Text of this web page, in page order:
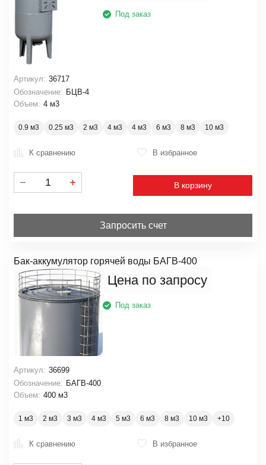
Под заказ
Артикул: 36717
Обозначение: БЦВ-4
Объем: 4 м3
0.9 м3 0.25 м3 2 м3 4 м3 4 м3 6 м3 8 м3 10 м3
К сравнению В избранное
В корзину
Запросить счет
Бак-аккумулятор горячей воды БАГВ-400
Цена по запросу
Под заказ
Артикул: 36699
Обозначение: БАГВ-400
Объем: 400 м3
1 м3 2 м3 3 м3 4 м3 5 м3 6 м3 8 м3 10 м3
К сравнению В избранное